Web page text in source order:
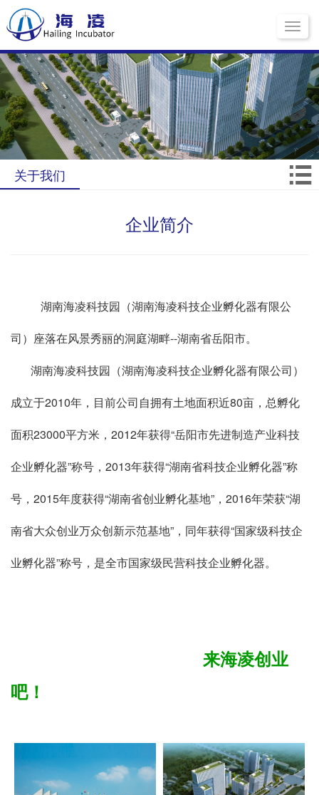
关于我们
企业简介
湖南海凌科技园（湖南海凌科技企业孵化器有限公
司）座落在风景秀丽的洞庭湖畔--湖南省岳阳市。
湖南海凌科技园（湖南海凌科技企业孵化器有限公司）
成立于2010年，目前公司自拥有土地面积近80亩，总孵化
面积23000平方米，2012年获得“岳阳市先进制造产业科技
企业孵化器”称号，2013年获得“湖南省科技企业孵化器”称
号，2015年度获得“湖南省创业孵化基地”，2016年荣获“湖
南省大众创业万众创新示范基地”，同年获得“国家级科技企
业孵化器”称号，是全市国家级民营科技企业孵化器。
来海凌创业
吧！
Toggle